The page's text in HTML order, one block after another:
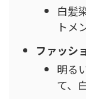
白髪
トメ
ファッシ
明る
て、